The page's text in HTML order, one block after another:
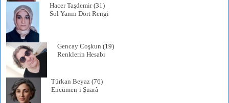
Hacer Taşdemir(31)
Sol Yanın Dört Rengi
Gencay Coşkun (19)
Renklerin Hesabı
Türkan Beyaz (76)
Encümen-i Şuarâ